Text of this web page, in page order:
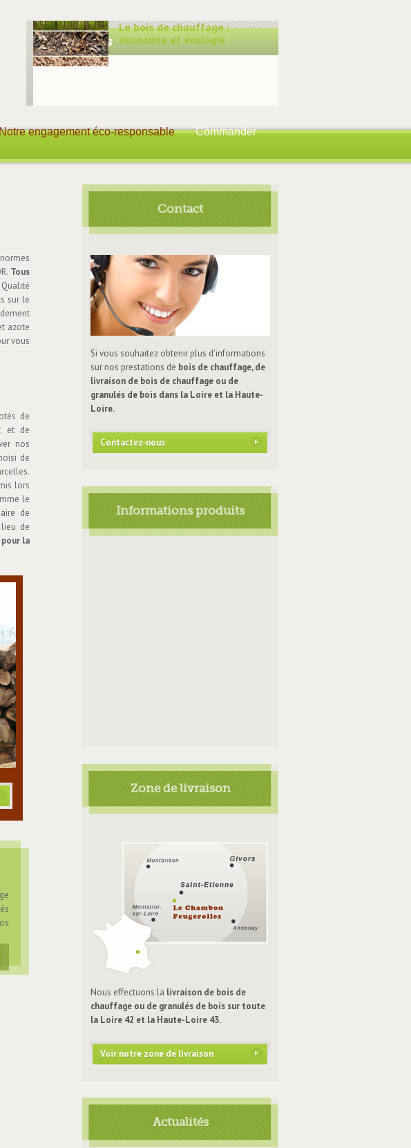
Le bois de chauffage :
économie et écologie
engagement éco-responsable Commander
Tous
sur le
azote
vous
de
et de
nos
de
lors
le
de
de
la
Contact
Si vous souhaitez obtenir plus d'informations
sur nos prestations de bois de chauffage, de
livraison de bois de chauffage ou de
granulés de bois dans la Loire et la Haute-
Loire.
Contactez-nous
Informations produits
Zone de livraison
Nous effectuons la livraison de bois de
chauffage ou de granulés de bois sur toute
la Loire 42 et la Haute-Loire 43.
Voir notre zone de livraison
Actualités